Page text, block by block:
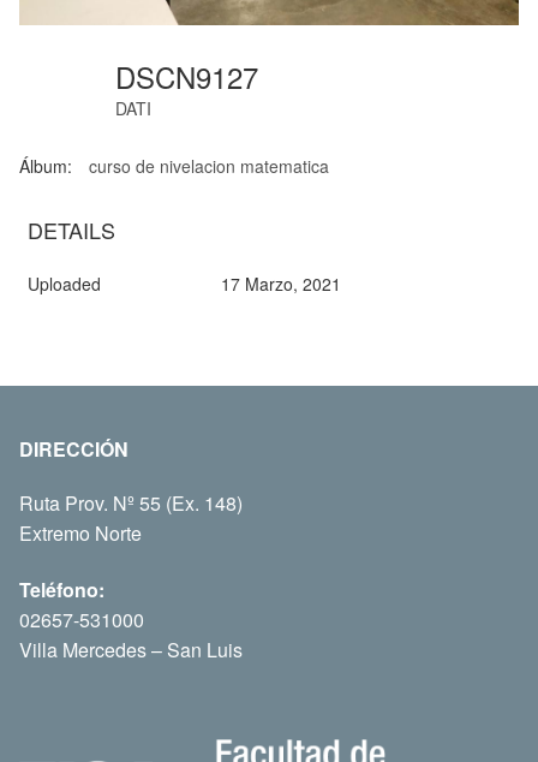
DSCN9127
DATI
Álbum: curso de nivelacion matematica
DETAILS
Uploaded 17 Marzo, 2021
DIRECCIÓN
Ruta Prov. Nº 55 (Ex. 148)
Extremo Norte
Teléfono:
02657-531000
Villa Mercedes – San Luis